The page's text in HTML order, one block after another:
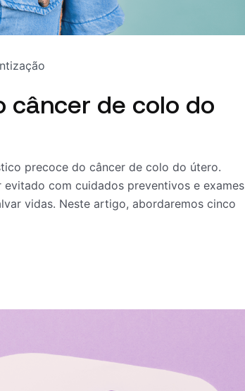
câncer de colo do
precoce do câncer de colo do útero.
com cuidados preventivos e exames
vidas. Neste artigo, abordaremos cinco